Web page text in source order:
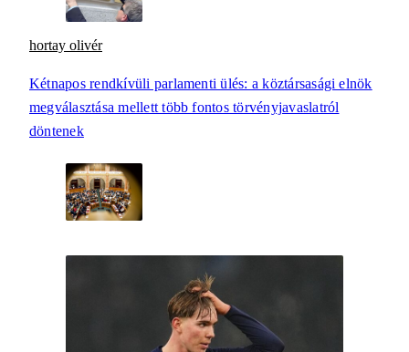
hortay olivér
Kétnapos rendkívüli parlamenti ülés: a köztársasági elnök
megválasztása mellett több fontos törvényjavaslatról
döntenek